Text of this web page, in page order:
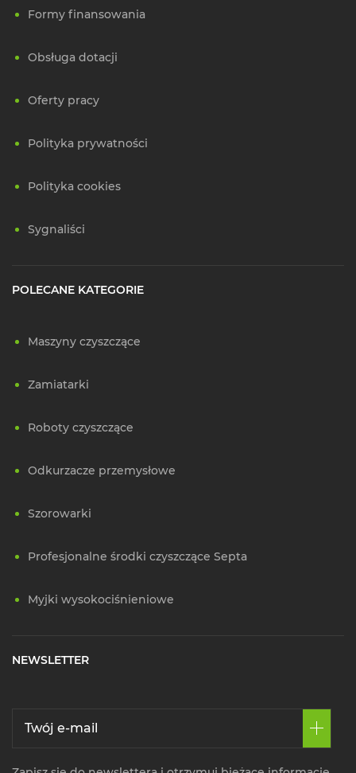
Formy finansowania
Obsługa dotacji
Oferty pracy
Polityka prywatności
Polityka cookies
Sygnaliści
POLECANE KATEGORIE
Maszyny czyszczące
Zamiatarki
Roboty czyszczące
Odkurzacze przemysłowe
Szorowarki
Profesjonalne środki czyszczące Septa
Myjki wysokociśnieniowe
NEWSLETTER